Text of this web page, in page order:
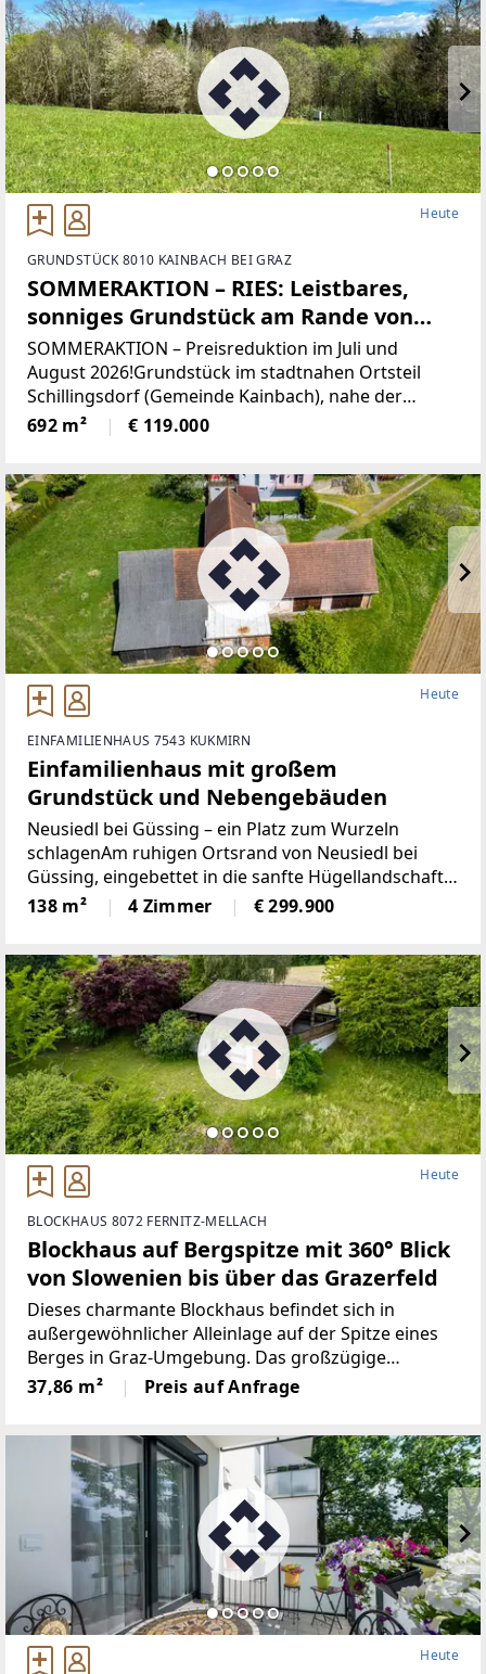
Heute
GRUNDSTÜCK 8010 KAINBACH BEI GRAZ
SOMMERAKTION – RIES: Leistbares,
sonniges Grundstück am Rande von
Graz!
SOMMERAKTION – Preisreduktion im Juli und
August 2026!Grundstück im stadtnahen Ortsteil
Schillingsdorf (Gemeinde Kainbach), nahe der
Grazer Stadtgrenze, mit toller Verkehrsanbindung
nach Graz und Gleisdorf!Überzeugen Sie sich und
692 m² € 119.000
Heute
EINFAMILIENHAUS 7543 KUKMIRN
Einfamilienhaus mit großem
Grundstück und Nebengebäuden
Neusiedl bei Güssing – ein Platz zum Wurzeln
schlagenAm ruhigen Ortsrand von Neusiedl bei
Güssing, eingebettet in die sanfte Hügellandschaft
des Südburgenlands, liegt dieses charaktervolle
Einfamilienhaus auf einem großzügigen Grundstück
138 m² 4 Zimmer € 299.900
Heute
BLOCKHAUS 8072 FERNITZ-MELLACH
Blockhaus auf Bergspitze mit 360° Blick
von Slowenien bis über das Grazerfeld
Dieses charmante Blockhaus befindet sich in
außergewöhnlicher Alleinlage auf der Spitze eines
Berges in Graz-Umgebung. Das großzügige
Grundstück mit ca. 3.693 m² (Landwirtschaftliche
Fläche) bietet ideale Voraussetzungen für alle, die
37,86 m² Preis auf Anfrage
Heute